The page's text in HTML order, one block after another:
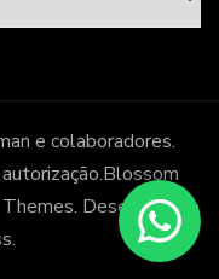
e colaboradores.
Blossom
. Desenvolvido
.